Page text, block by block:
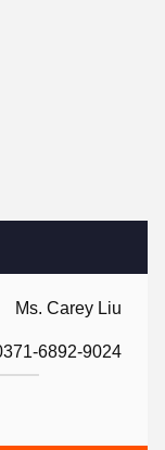
Ms. Carey Liu
6892-9024